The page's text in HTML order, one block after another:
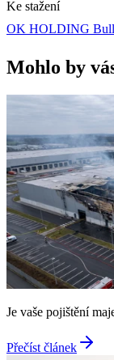
Ke stažení
OK HOLDING
Mohlo by
Je vaše pojištění
Přečíst článek